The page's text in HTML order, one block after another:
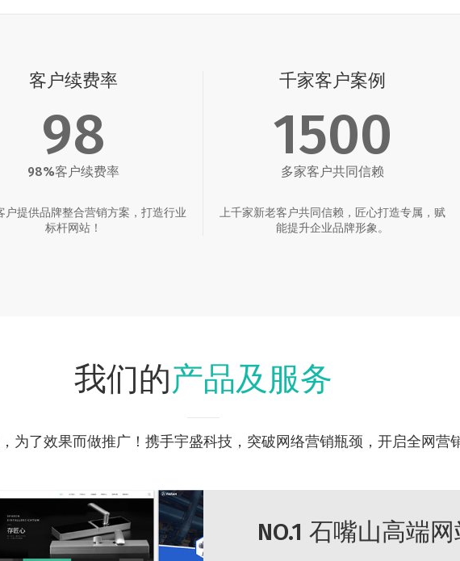
客户续费率
98
98%客户续费率
户提供品牌整合营销方案，打造行业
标杆网站！
千家客户案例
1500
多家客户共同信赖
上千家新老客户共同信赖，匠心打造专属，赋
能提升企业品牌形象。
我们的产品及服务
为了效果而做推广！携手宇盛科技，突破网络营销瓶颈，开启全网营
NO.1 石嘴山高端